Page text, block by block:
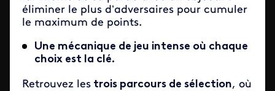
éliminer le plus d’adversaires pour cumuler
le maximum de points.
Une mécanique de jeu intense où chaque
choix est la clé.
Retrouvez les trois parcours de sélection, où